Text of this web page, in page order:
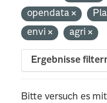
opendata
envi
agri
Ergebnisse
Bitte versuch es